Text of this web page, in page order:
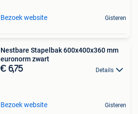
Bezoek website Gisteren
Nestbare Stapelbak 600x400x360 mm
euronorm zwart
€ 6,75 Details
Bezoek website Gisteren